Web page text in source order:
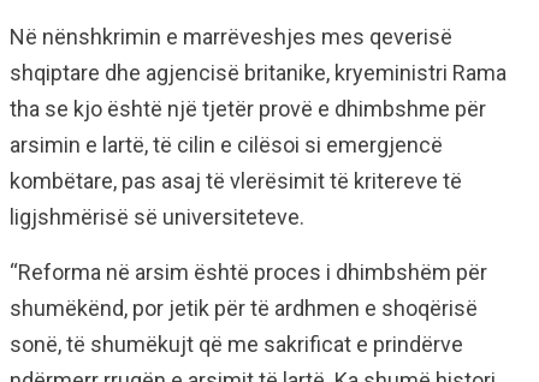
Në nënshkrimin e marrëveshjes mes qeverisë
shqiptare dhe agjencisë britanike, kryeministri Rama
tha se kjo është një tjetër provë e dhimbshme për
arsimin e lartë, të cilin e cilësoi si emergjencë
kombëtare, pas asaj të vlerësimit të kritereve të
ligjshmërisë së universiteteve.
“Reforma në arsim është proces i dhimbshëm për
shumëkënd, por jetik për të ardhmen e shoqërisë
sonë, të shumëkujt që me sakrificat e prindërve